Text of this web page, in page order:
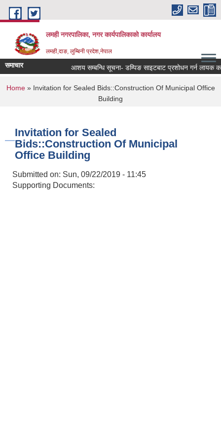
Skip to main content
लमही नगरपालिका, नगर कार्यपालिकाको कार्यालय
लमही,दाङ, लुम्बिनी प्रदेश,नेपाल
समाचार आशय सम्बन्धि सूचना- डम्पिङ साइटबाट प्रशोधन गर्न लायक
You are here
Home» Invitation for Sealed Bids::Construction Of Municipal Office
Building
Invitation for Sealed
Bids::Construction Of Municipal
Office Building
Submitted on: Sun, 09/22/2019 - 11:45
Supporting Documents: